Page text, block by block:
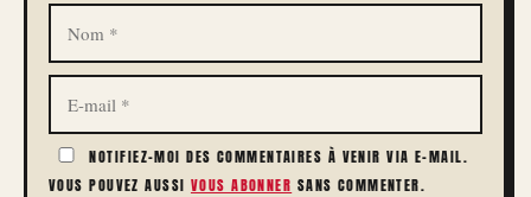
NOM
E-
MAIL
NOTIFIEZ-MOI DES COMMENTAIRES À VENIR VIA E-MAIL.
VOUS POUVEZ AUSSI VOUS ABONNER SANS COMMENTER.